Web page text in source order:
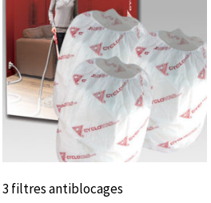
3 filtres antiblocages